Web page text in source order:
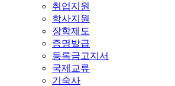
취업지원
학사지원
장학제도
증명발급
등록금고지서
국제교류
기숙사